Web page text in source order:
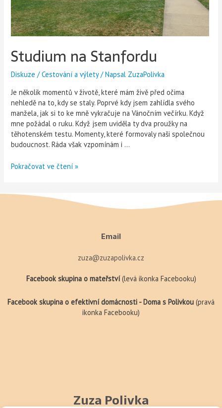
Studium na Stanfordu
Diskuze /Cestování a výlety/ Napsal ZuzaPolivka
Je několik momentů v životě, které mám živě před očima
nehledě na to, kdy se staly. Poprvé kdy jsem zahlídla svého
manžela, jak si to ke mně vykračuje na Vánočním večírku. Když
mne požádal o ruku. Když jsem uviděla ty dva proužky na
těhotenském testu. Momenty, které formovaly naši společnou
budoucnost. Ráda však vzpomínám i …
Pokračovat ve čtení »
Email
zuza@zuzapolivka.cz
Facebook skupina o mateřství(levá ikonka Facebooku)
Facebook skupina o efektivní domácnosti - Doma s Polivkou (pravá
ikonka Facebooku)
Zuza Polivka